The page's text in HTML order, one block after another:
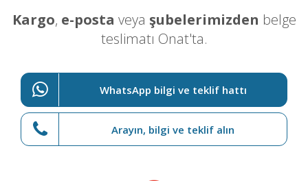
Kargo, e-posta veya şubelerimizden belge
teslimatı Onat'ta.
WhatsApp bilgi ve teklif hattı
Arayın, bilgi ve teklif alın